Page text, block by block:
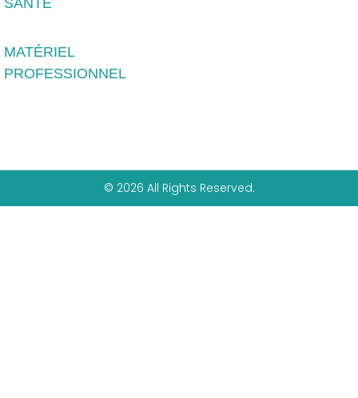
MATÉRIEL
PROFESSIONNEL
© 2026 All Rights Reserved.